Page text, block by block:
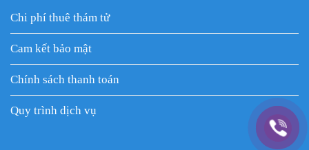
Chi phí thuê thám tử
Cam kết bảo mật
Chính sách thanh toán
Quy trình dịch vụ